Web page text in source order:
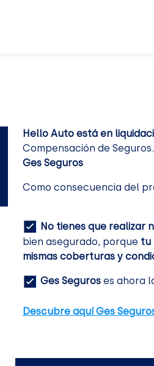
Hello Auto está en
Compensación de
Ges Seguros
Como consecuencia del
No tienes que realizar
bien asegurado, porque tu
mismas coberturas y
Ges Seguros es ahora
Descubre aquí Ges